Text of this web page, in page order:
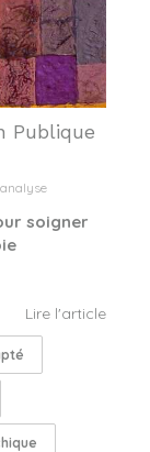
Publique
soigner
Lire l'article